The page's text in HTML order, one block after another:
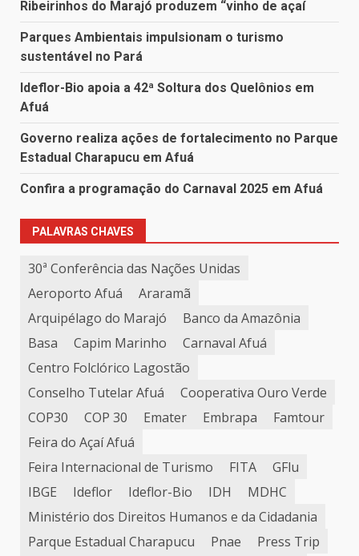
Ribeirinhos do Marajó produzem “vinho de açaí
Parques Ambientais impulsionam o turismo
sustentável no Pará
Ideflor-Bio apoia a 42ª Soltura dos Quelônios em
Afuá
Governo realiza ações de fortalecimento no Parque
Estadual Charapucu em Afuá
Confira a programação do Carnaval 2025 em Afuá
PALAVRAS CHAVES
30ª Conferência das Nações Unidas
Aeroporto Afuá
Araramã
Arquipélago do Marajó
Banco da Amazônia
Basa
Capim Marinho
Carnaval Afuá
Centro Folclórico Lagostão
Conselho Tutelar Afuá
Cooperativa Ouro Verde
COP30
COP 30 Emater Embrapa
Famtour
Feira do Açaí Afuá
Feira Internacional de Turismo
FITA
GFlu
IBGE
Ideflor Ideflor-Bio IDH
MDHC
Ministério dos Direitos Humanos e da Cidadania
Parque Estadual Charapucu
Pnae
Press Trip